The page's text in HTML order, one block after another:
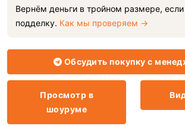
Вернём деньги в тройном размере,
подделку. Как мы проверяем →
Обсудить покупку с
Просмотр в
шоуруме